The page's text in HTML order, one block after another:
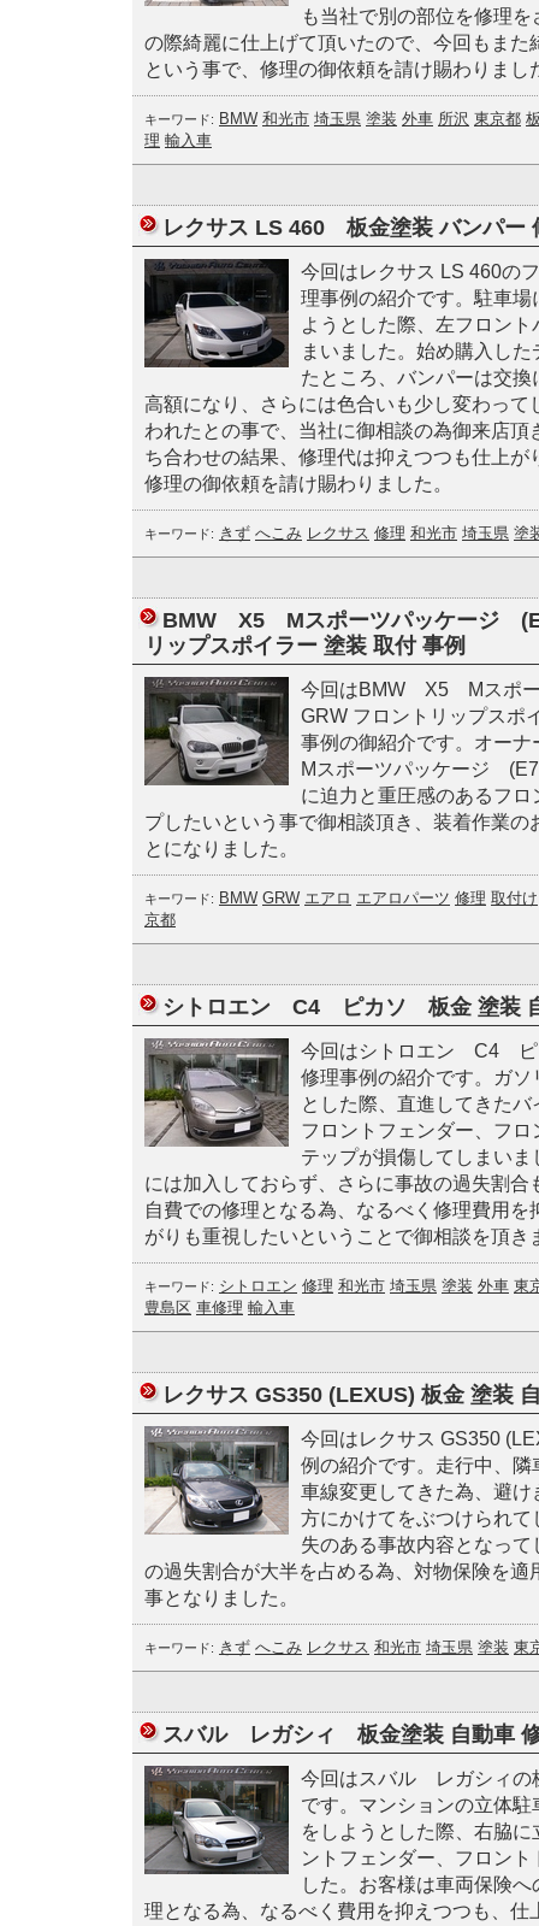
も当社で別の部位を修理
の際綺麗に仕上げて頂いたので、今回もまた
という事で、修理の御依頼を請け賜わりまし
キーワード: BMW 和光市 埼玉県 塗装 外車 所沢 東京都
理 輸入車
レクサス LS 460 板金塗装 バンパー
今回はレクサス LS 460の
理事例の紹介です。駐車
ようとした際、左フロン
まいました。始め購入し
たところ、バンパーは交
高額になり、さらには色合いも少し変わって
われたとの事で、当社に御相談の為御来店頂
ち合わせの結果、修理代は抑えつつも仕上が
修理の御依頼を請け賜わりました。
キーワード: きず へこみ レクサス 修理 和光市 埼玉県 塗
BMW X5 Mスポーツパッケージ
リップスポイラー 塗装 取付 事例
今回はBMW X5 Mスポ
GRW フロントリップスポ
事例の御紹介です。オー
Mスポーツパッケージ
に迫力と重圧感のあるフ
プしたいという事で御相談頂き、装着作業の
とになりました。
キーワード: BMW GRW エアロ エアロパーツ 修理 取付け
京都
シトロエン C4 ピカソ 板金 塗装
今回はシトロエン C4 ピ
修理事例の紹介です。ガ
とした際、直進してきた
フロントフェンダー、フ
テップが損傷してしまい
には加入しておらず、さらに事故の過失割合
自費での修理となる為、なるべく修理費用を
がりも重視したいということで御相談を頂き
キーワード: シトロエン 修理 和光市 埼玉県 塗装 外車 東
豊島区 車修理 輸入車
レクサス GS350 (LEXUS) 板金 塗装
今回はレクサス GS350
例の紹介です。走行中、
車線変更してきた為、避
方にかけてをぶつけられ
失のある事故内容となっ
の過失割合が大半を占める為、対物保険を適
事となりました。
キーワード: きず へこみ レクサス 和光市 埼玉県 塗装 東
スバル レガシィ 板金塗装 自動車
今回はスバル レガシィの
です。マンションの立体
をしようとした際、右脇
ントフェンダー、フロン
した。お客様は車両保険
理となる為、なるべく費用を抑えつつも、仕